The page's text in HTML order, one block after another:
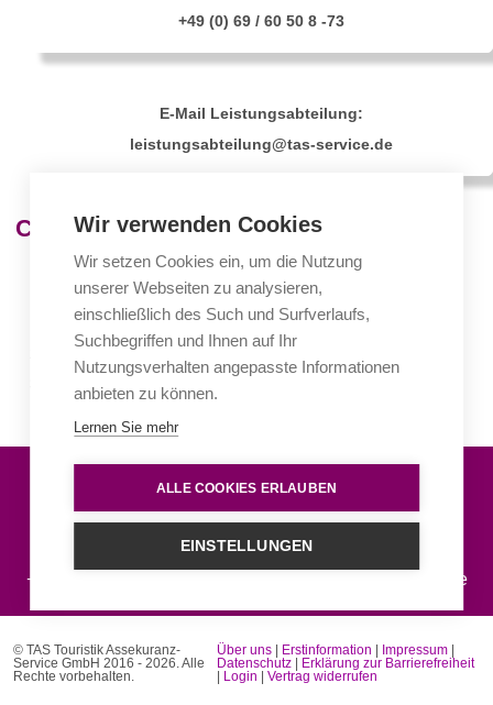
+49 (0) 69 / 60 50 8 -73
E-Mail Leistungsabteilung:
leistungsabteilung@tas-service.de
Checkliste
Bescheinigung über Reiseunfähigkeit (z.B. ärztliches
Attest)
Schadenformular
Vollständige Unterlagen bei der
Wir helfen Ihnen gerne weiter
+49 (0)69 60 50 8 -39 info@tas-reiseversicherung.de
© TAS Touristik Assekuranz-
Service GmbH 2016 - 2026. Alle
Rechte vorbehalten.
Über uns Erstinformation Impressum
Datenschutz
Erklärung zur Barrierefreiheit
Login |Vertrag widerrufen
Wir verwenden Cookies
Wir setzen Cookies ein, um die Nutzung
unserer Webseiten zu analysieren,
einschließlich des Such und Surfverlaufs,
Suchbegriffen und Ihnen auf Ihr
Nutzungsverhalten angepasste Informationen
anbieten zu können.
Lernen Sie mehr
ALLE COOKIES ERLAUBEN
EINSTELLUNGEN